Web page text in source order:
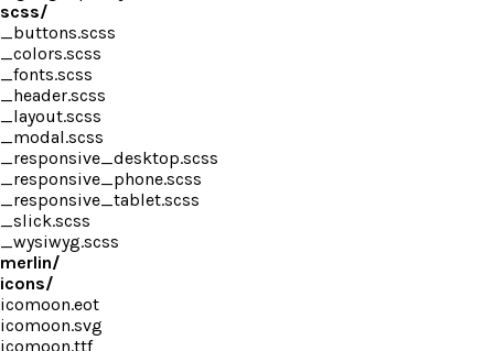
scss/
_buttons.scss
_colors.scss
_fonts.scss
_header.scss
_layout.scss
_modal.scss
_responsive_desktop.scss
_responsive_phone.scss
_responsive_tablet.scss
_slick.scss
_wysiwyg.scss
merlin/
icons/
icomoon.eot
icomoon.svg
icomoon.ttf